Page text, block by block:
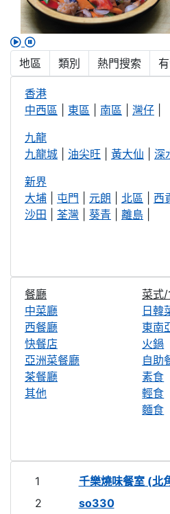
地區 類別 熱門搜索
香港
中西區
東區 南區 灣仔
九龍
九龍城
油尖旺 黃大仙 深
新界
大埔
屯門 元朗 北區 西
沙田
荃灣 葵青 離島
餐廳
菜式/
中菜廳
西餐廳
快餐店
亞洲菜餐廳
茶餐廳
其他
日韓
東南
火鍋
自助
素食
輕食
麵食
1
千樂燒味餐室 (北
2
so330